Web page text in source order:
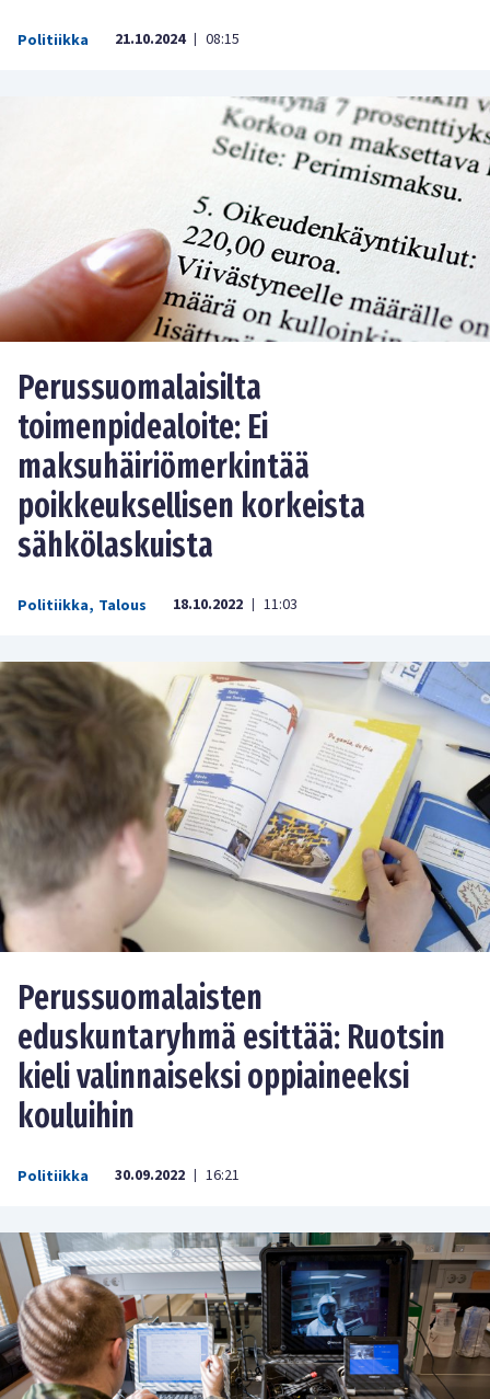
Politiikka 21.10.2024 | 08:15
Perussuomalaisilta
toimenpidealoite: Ei
maksuhäiriömerkintää
poikkeuksellisen korkeista
sähkölaskuista
Politiikka, Talous 18.10.2022 | 11:03
Perussuomalaisten
eduskuntaryhmä esittää: Ruotsin
kieli valinnaiseksi oppiaineeksi
kouluihin
Politiikka 30.09.2022 | 16:21